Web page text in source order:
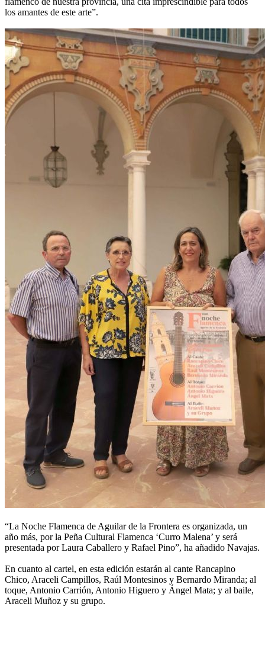
los amantes de este arte”.
“La Noche Flamenca de Aguilar de la Frontera es organizada, un
año más, por la Peña Cultural Flamenca ‘Curro Malena’ y será
presentada por Laura Caballero y Rafael Pino”, ha añadido Navajas.
En cuanto al cartel, en esta edición estarán al cante Rancapino
Chico, Araceli Campillos, Raúl Montesinos y Bernardo Miranda; al
toque, Antonio Carrión, Antonio Higuero y Ángel Mata; y al baile,
Araceli Muñoz y su grupo.